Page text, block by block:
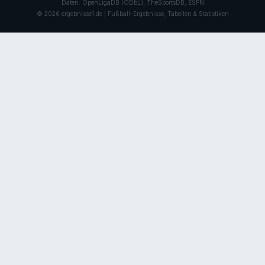
Daten: OpenLigaDB (ODbL), TheSportsDB, ESPN
© 2026 ergebnisse1.de | Fußball-Ergebnisse, Tabellen & Statistiken